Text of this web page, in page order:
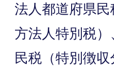
法人都道府県
方法人特別税
民税（特別徴